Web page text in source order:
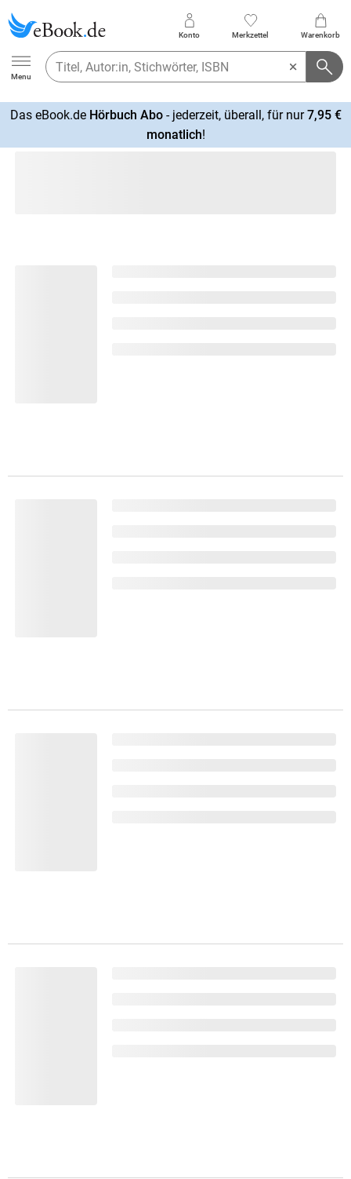
Ebook.de
Menu
Konto Merkzettel Warenkorb
Das eBook.de Hörbuch Abo- jederzeit, überall, für nur7,95 €
monatlich!